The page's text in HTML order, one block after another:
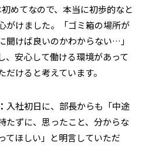
めてなので、本当に初歩的なと
がけました。「ゴミ箱の場所が
聞けば良いのかわからない…」
、安心して働ける環境があって
けると考えています。
入社初日に、部長からも「中途
たずに、思ったこと、分からな
てほしい」と明言していただ